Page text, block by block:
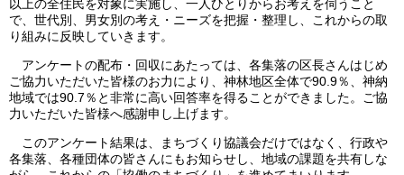
以上の全住民を対象に実施し、一人ひとりからお考えを伺うこと
で、世代別、男女別の考え・ニーズを把握・整理し、これからの取
り組みに反映していきます。
アンケートの配布・回収にあたっては、各集落の区長さんはじめ
ご協力いただいた皆様のお力により、神林地区全体で90.9％、神納
地域では90.7％と非常に高い回答率を得ることができました。ご協
力いただいた皆様へ感謝申し上げます。
このアンケート結果は、まちづくり協議会だけではなく、行政や
各集落、各種団体の皆さんにもお知らせし、地域の課題を共有しな